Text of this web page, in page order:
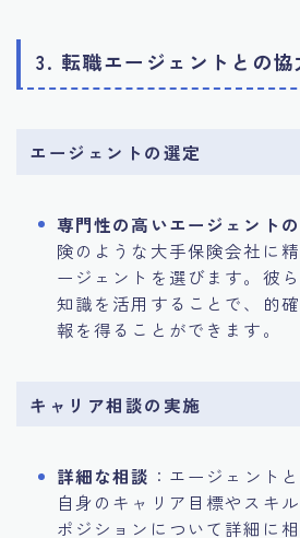
3. 転職エージェントとの協
エージェントの選定
専門性の高いエージェント
険のような大手保険会社に
ージェントを選びます。彼
知識を活用することで、的
報を得ることができます。
キャリア相談の実施
詳細な相談 ：エージェント
自身のキャリア目標やスキ
ポジションについて詳細に